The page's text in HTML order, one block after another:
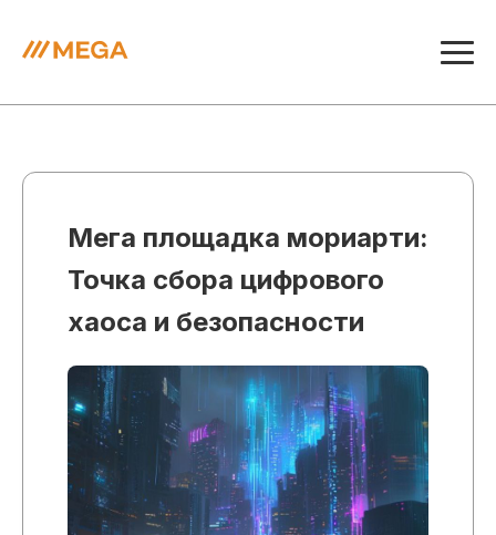
Мега площадка мориарти:
Точка сбора цифрового
хаоса и безопасности